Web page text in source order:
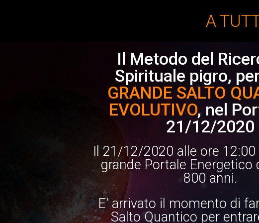
A
Il Metodo del
Spirituale pigro,
GRANDE SALTO
EVOLUTIVO, nel
21/12/2020
Il 21/12/2020 alle ore 12:00
grande Portale Energetico
800 anni.
E' arrivato il momento di
Salto Quantico per